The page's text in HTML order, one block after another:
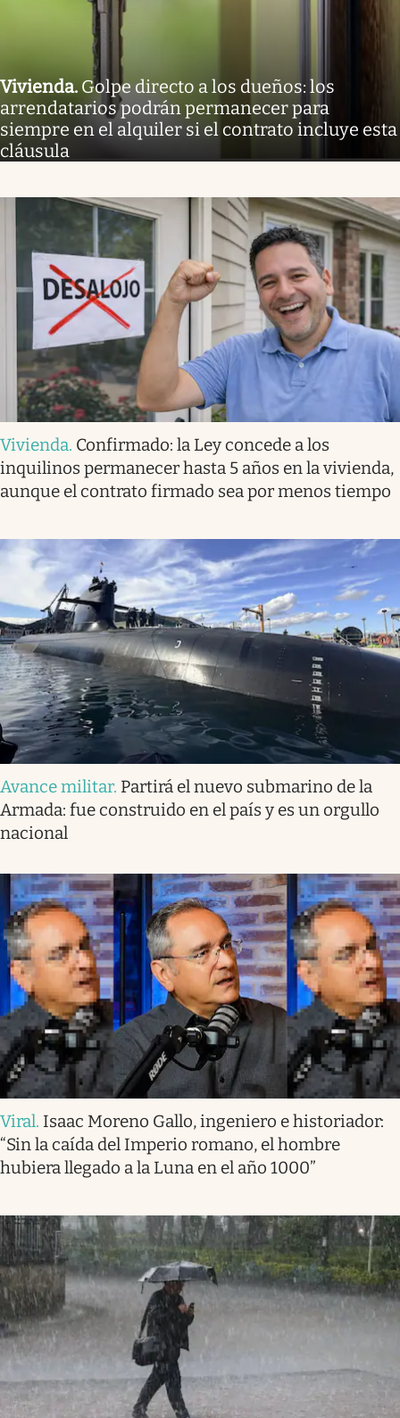
Vivienda. Golpe directo a los dueños: los
arrendatarios podrán permanecer para
siempre en el alquiler si el contrato incluye esta
cláusula
Vivienda. Confirmado: la Ley concede a los
inquilinos permanecer hasta 5 años en la vivienda,
aunque el contrato firmado sea por menos tiempo
Avance militar. Partirá el nuevo submarino de la
Armada: fue construido en el país y es un orgullo
nacional
Viral. Isaac Moreno Gallo, ingeniero e historiador:
“Sin la caída del Imperio romano, el hombre
hubiera llegado a la Luna en el año 1000”